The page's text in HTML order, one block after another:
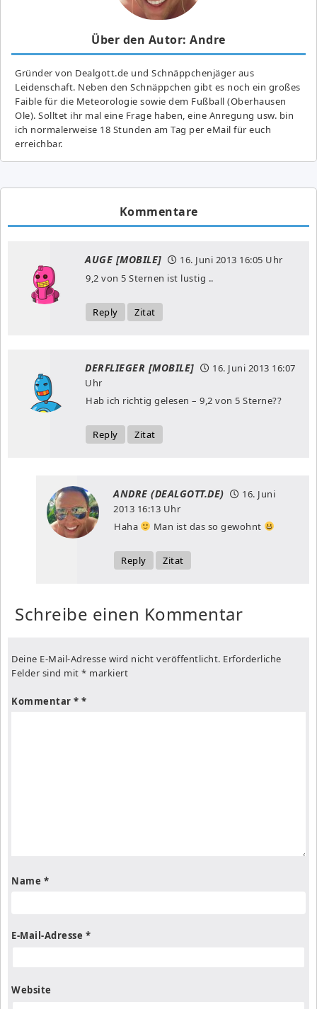
Über den Autor: Andre
Gründer von Dealgott.de und Schnäppchenjäger aus
Leidenschaft. Neben den Schnäppchen gibt es noch ein großes
Fai­ble für die Meteorologie sowie dem Fußball (Oberhausen
Ole). Solltet ihr mal eine Frage haben, eine Anregung usw. bin
ich normalerweise 18 Stunden am Tag per eMail für euch
erreichbar.
Kommentare
AUGE [MOBILE] 16. Juni 2013 16:05 Uhr
9,2 von 5 Sternen ist lustig ..
Reply Zitat
DERFLIEGER [MOBILE] 16. Juni 2013 16:07
Uhr
Hab ich richtig gelesen – 9,2 von 5 Sterne??
Reply Zitat
ANDRE (DEALGOTT.DE)
16. Juni
2013 16:13 Uhr
Haha
Man ist das so gewohnt
Reply Zitat
Schreibe einen Kommentar
Deine E-Mail-Adresse wird nicht veröffentlicht. Erforderliche
Felder sind mit * markiert
Kommentar *
Name *
E-Mail-Adresse *
Website